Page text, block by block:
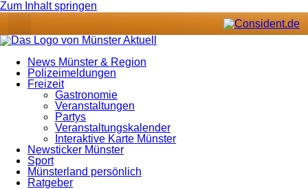
Zum Inhalt springen
News Münster & Region
Polizeimeldungen
Freizeit
Gastronomie
Veranstaltungen
Partys
Veranstaltungskalender
Interaktive Karte Münster
Newsticker Münster
Sport
Münsterland persönlich
Ratgeber